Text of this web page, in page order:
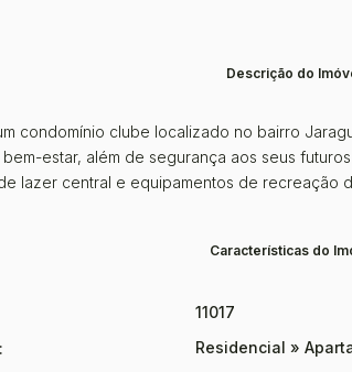
Descrição do
condomínio clube localizado no bairro
estar, além de segurança aos seus
lazer central e equipamentos de recreação
Características do
11017
Residencial »